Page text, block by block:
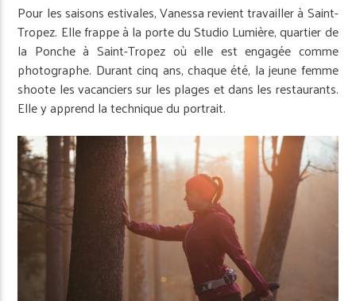
Pour les saisons estivales, Vanessa revient travailler à Saint-
Tropez. Elle frappe à la porte du Studio Lumière, quartier de
la Ponche à Saint-Tropez où elle est engagée comme
photographe. Durant cinq ans, chaque été, la jeune femme
shoote les vacanciers sur les plages et dans les restaurants.
Elle y apprend la technique du portrait.